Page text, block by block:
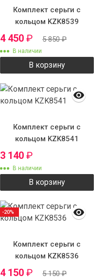
Комплект серьги с
кольцом KZK8539
4 450 ₽ 5 850₽
В наличии
В корзину
Комплект серьги с
кольцом KZK8541
3 140 ₽
В наличии
В корзину
Комплект серьги с
кольцом KZK8536
4 150 ₽ 5 150₽
-20%